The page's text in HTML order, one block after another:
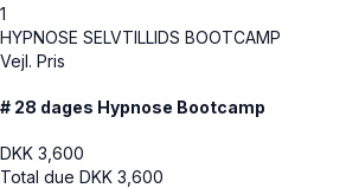
1
HYPNOSE SELVTILLIDS BOOTCAMP
Vejl. Pris
# 28 dages Hypnose Bootcamp
DKK 3,600
Total due DKK 3,600